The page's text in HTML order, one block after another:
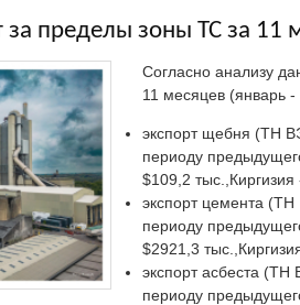
пределы зоны ТС за 11
Согласно анализу
11 месяцев (январь
экспорт щебня (ТН
периоду
$109,2
экспорт цемента
периоду
$2921,3
экспорт асбеста
периоду